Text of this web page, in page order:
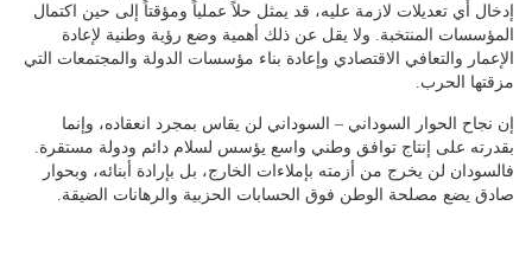
إدخال أي تعديلات لازمة عليه، قد يمثل حلاً عملياً ومؤقتاً إلى حين اكتمال
المؤسسات المنتخبة. ولا يقل عن ذلك أهمية وضع رؤية وطنية لإعادة
الإعمار والتعافي الاقتصادي وإعادة بناء مؤسسات الدولة والمجتمعات التي
مزقتها الحرب.
إن نجاح الحوار السوداني – السوداني لن يقاس بمجرد انعقاده، وإنما
بقدرته على إنتاج توافق وطني واسع يؤسس لسلام دائم ودولة مستقرة.
فالسودان لن يخرج من أزمته بإملاءات الخارج، بل بإرادة أبنائه، وبحوار
صادق يضع مصلحة الوطن فوق الحسابات الحزبية والرهانات الضيقة.